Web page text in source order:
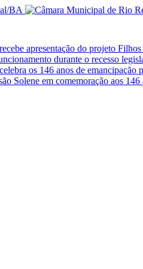
apresentação do projeto
durante o recesso
os 146 anos de emancipação
Solene em comemoração aos